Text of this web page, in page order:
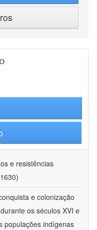
e resistências
e colonização
os séculos XVI e
populações indígenas